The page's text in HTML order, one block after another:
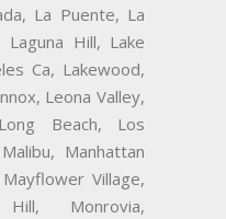
La Puente, La
Hill, Lake
Ca, Lakewood,
Leona Valley,
Beach, Los
Manhattan
Village,
Monrovia,